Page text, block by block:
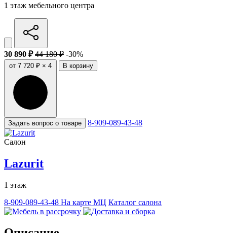
1 этаж мебельного центра
30 890 ₽ 44 180 ₽ -30%
от 7 720 ₽ × 4 В корзину
Задать вопрос о товаре 8-909-089-43-48
Салон
Lazurit
1 этаж
8-909-089-43-48 На карте МЦ Каталог салона